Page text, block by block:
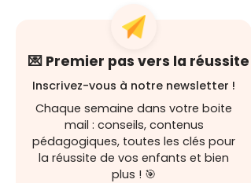
💌 Premier pas vers la réussite
Inscrivez-vous à notre newsletter !
Chaque semaine dans votre boite
mail : conseils, contenus
pédagogiques, toutes les clés pour
la réussite de vos enfants et bien
plus ! 🎯